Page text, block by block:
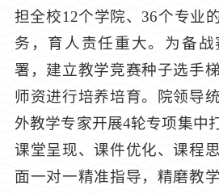
担全校12个学院、36个专业
务，育人责任重大。为备
署，建立教学竞赛种子选手
师资进行培养培育。院领导
外教学专家开展4轮专项集中
课堂呈现、课件优化、课程
面一对一精准指导，精磨教